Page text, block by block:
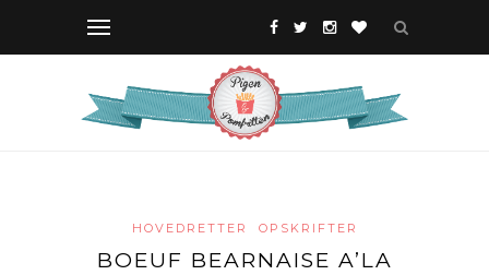
HOVEDRETTER OPSKRIFTER
BOEUF BEARNAISE A’LA